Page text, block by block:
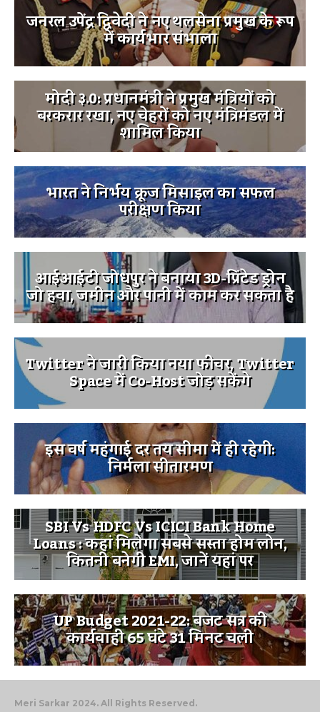
जनरल उपेंद्र द्विवेदी ने नए थलसेना प्रमुख के रूप
में कार्यभार संभाला
मोदी ३.0: प्रधानमंत्री ने प्रमुख मंत्रियों को
बरकरार रखा, नए चेहरों को नए मंत्रिमंडल में
शामिल किया
भारत ने निर्भय क्रूज मिसाइल का सफल
परीक्षण किया
आईआईटी जोधपुर ने बनाया 3D-प्रिंटेड ड्रोन
जो हवा, जमीन और पानी में काम कर सकता है
Twitter ने जारी किया नया फीचर, Twitter
Space में Co-Host जोड़ सकेंगे
इस वर्ष महंगाई दर तय सीमा में ही रहेगी:
निर्मला सीतारमण
SBI Vs HDFC Vs ICICI Bank Home
Loans : कहां मिलेगा सबसे सस्ता होम लोन,
कितनी बनेगी EMI, जानें यहां पर
UP Budget 2021-22: बजट सत्र की
कार्यवाही 65 घंटे 31 मिनट चली
Meri Sarkar 2024. All Rights Reserved.